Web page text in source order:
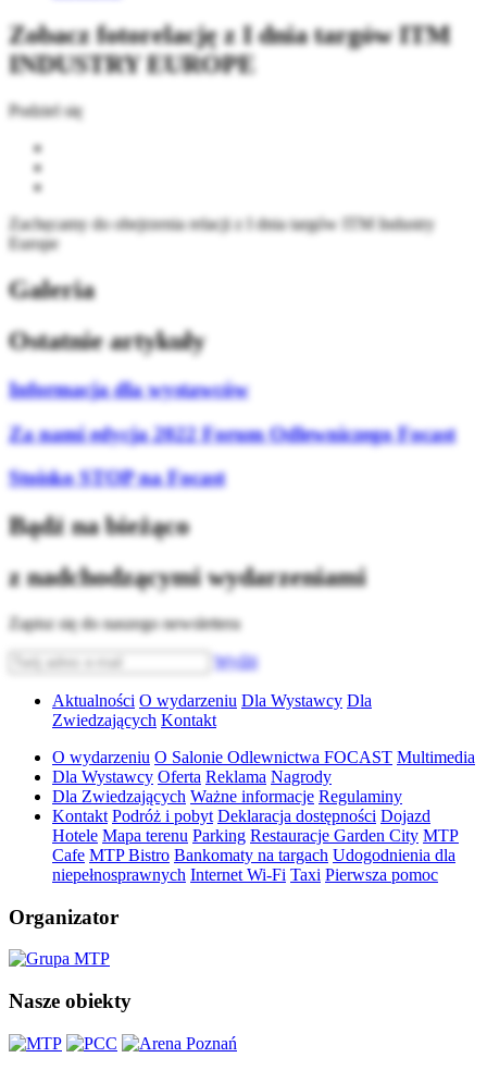
Zobacz fotorelację z I dnia targów ITM
INDUSTRY EUROPE
Podziel się
Zachęcamy do obejrzenia relacji z I dnia targów ITM Industry
Europe
Galeria
Ostatnie artykuły
Informacja dla wystawców
Za nami edycja 2022 Forum Odlewniczego Focast
Stoisko STOP na Focast
Bądź na bieżąco
z nadchodzącymi wydarzeniami
Zapisz się do naszego newslettera
Wyślij
Aktualności O wydarzeniu Dla Wystawcy Dla
Zwiedzających Kontakt
O wydarzeniu O Salonie Odlewnictwa FOCAST Multimedia
Dla Wystawcy Oferta Reklama Nagrody
Dla Zwiedzających Ważne informacje Regulaminy
Kontakt Podróż i pobyt Deklaracja dostępności Dojazd
Hotele Mapa terenu Parking Restauracje Garden City MTP
Cafe MTP Bistro Bankomaty na targach Udogodnienia dla
niepełnosprawnych Internet Wi-Fi Taxi Pierwsza pomoc
Organizator
Nasze obiekty